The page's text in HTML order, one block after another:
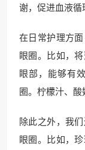
谢，促进血液循
在日常护理方
眼圈。比如，
眼部，能够有
圈。柠檬汁、酸
除此之外，我
眼圈。比如，